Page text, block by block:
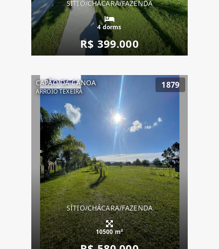
SÍTIO/CHÁCARA/FAZENDA
4 dorms
R$ 399.000
CAPÃO DA CANOA
ARROIO TEXEIRA
1879
SÍTIO/CHÁCARA/FAZENDA
10500 m²